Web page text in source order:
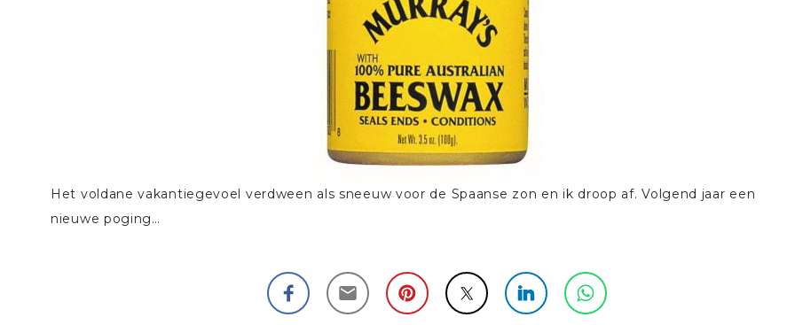
Het voldane vakantiegevoel verdween als sneeuw voor de Spaanse zon en ik droop af. Volgend jaar een
nieuwe poging…